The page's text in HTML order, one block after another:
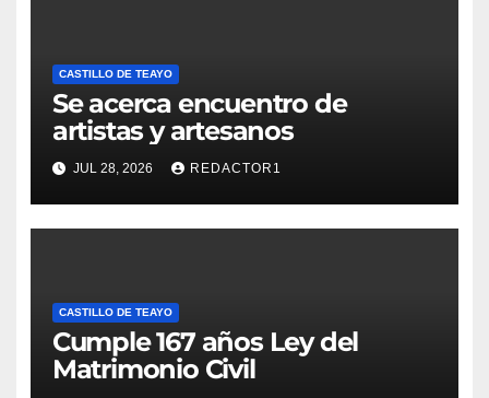
CASTILLO DE TEAYO
Se acerca encuentro de
artistas y artesanos
JUL 28, 2026 REDACTOR1
CASTILLO DE TEAYO
Cumple 167 años Ley del
Matrimonio Civil